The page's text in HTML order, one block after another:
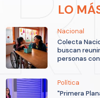
LO
Nacional
Colecta
buscan
personas
Política
"Primera